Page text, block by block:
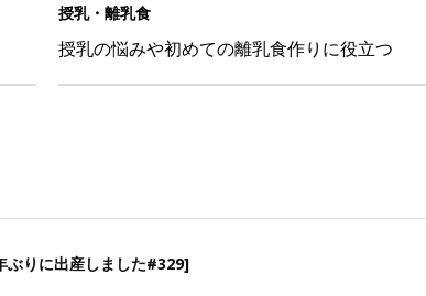
授乳・離乳食
授乳の悩みや初めての離乳食作りに役立つ
ぶりに出産しました#329]